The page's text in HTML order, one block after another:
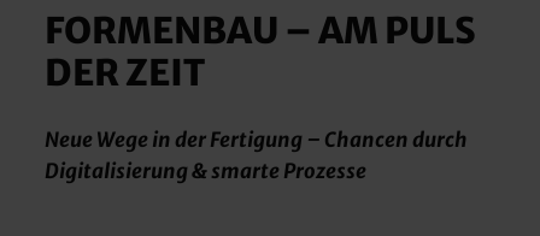
FORMENBAU – AM PULS
DER ZEIT
Neue Wege in der Fertigung – Chancen durch
Digitalisierung & smarte Prozesse